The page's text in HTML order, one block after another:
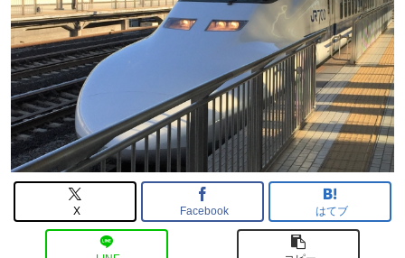
X Facebook はてブ